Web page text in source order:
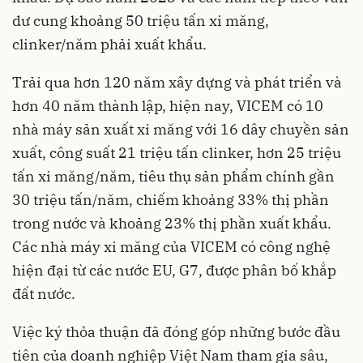
dư cung khoảng 50 triệu tấn xi măng,
clinker/năm phải xuất khẩu.
Trải qua hơn 120 năm xây dựng và phát triển và
hơn 40 năm thành lập, hiện nay, VICEM có 10
nhà máy sản xuất xi măng với 16 dây chuyền sản
xuất, công suất 21 triệu tấn clinker, hơn 25 triệu
tấn xi măng/năm, tiêu thụ sản phẩm chính gần
30 triệu tấn/năm, chiếm khoảng 33% thị phần
trong nước và khoảng 23% thị phần xuất khẩu.
Các nhà máy xi măng của VICEM có công nghệ
hiện đại từ các nước EU, G7, được phân bố khắp
đất nước.
Việc ký thỏa thuận đã đóng góp những bước đầu
tiên của doanh nghiệp Việt Nam tham gia sâu,